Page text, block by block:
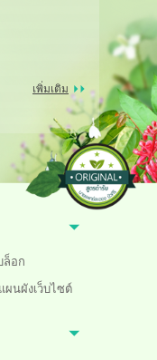
เพิ่มเติม
ล็อก
แผนผังเว็บไซต์